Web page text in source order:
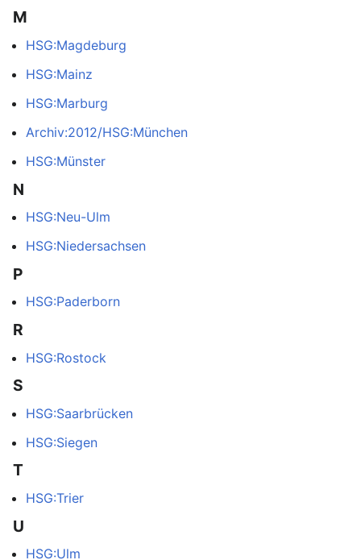
M
HSG:Magdeburg
HSG:Mainz
HSG:Marburg
Archiv:2012/HSG:München
HSG:Münster
N
HSG:Neu-Ulm
HSG:Niedersachsen
P
HSG:Paderborn
R
HSG:Rostock
S
HSG:Saarbrücken
HSG:Siegen
T
HSG:Trier
U
HSG:Ulm